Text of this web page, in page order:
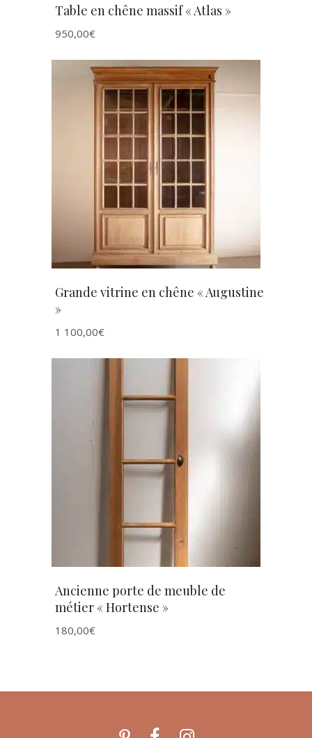
Table en chêne massif « Atlas »
950,00€
AJOUTER AU PANIER
Grande vitrine en chêne « Augustine
»
1 100,00€
AJOUTER AU PANIER
Ancienne porte de meuble de
métier « Hortense »
180,00€